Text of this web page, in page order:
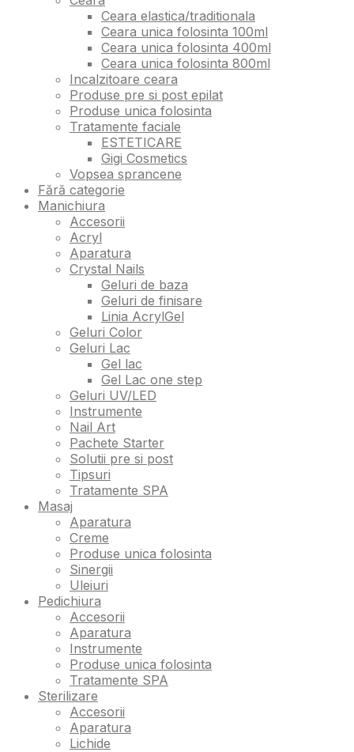
Ceara elastica/traditionala
Ceara unica folosinta 100ml
Ceara unica folosinta 400ml
Ceara unica folosinta 800ml
Incalzitoare ceara
Produse pre si post epilat
Produse unica folosinta
Tratamente faciale
ESTETICARE
Gigi Cosmetics
Vopsea sprancene
Fără categorie
Manichiura
Accesorii
Acryl
Aparatura
Crystal Nails
Geluri de baza
Geluri de finisare
Linia AcrylGel
Geluri Color
Geluri Lac
Gel lac
Gel Lac one step
Geluri UV/LED
Instrumente
Nail Art
Pachete Starter
Solutii pre si post
Tipsuri
Tratamente SPA
Masaj
Aparatura
Creme
Produse unica folosinta
Sinergii
Uleiuri
Pedichiura
Accesorii
Aparatura
Instrumente
Produse unica folosinta
Tratamente SPA
Sterilizare
Accesorii
Aparatura
Lichide